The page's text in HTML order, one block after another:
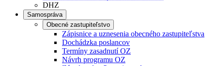
DHZ
Samospráva
Obecné zastupiteľstvo
Zápisnice a uznesenia obecného zastupiteľstva
Dochádzka poslancov
Termíny zasadnutí OZ
Návrh programu OZ